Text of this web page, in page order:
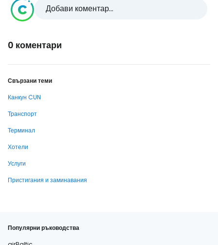
Добави коментар...
0 коментари
Свързани теми
Канкун CUN
Транспорт
Терминал
Хотели
Услуги
Пристигания и заминавания
Популярни ръководства